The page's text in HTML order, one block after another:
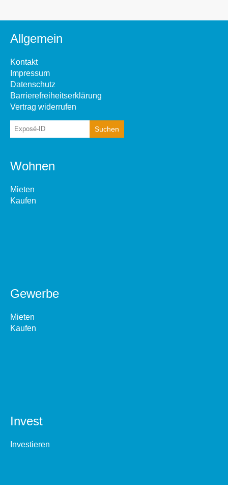
Allgemein
Kontakt
Impressum
Datenschutz
Barrierefreiheitserklärung
Vertrag widerrufen
Wohnen
Mieten
Kaufen
Gewerbe
Mieten
Kaufen
Invest
Investieren